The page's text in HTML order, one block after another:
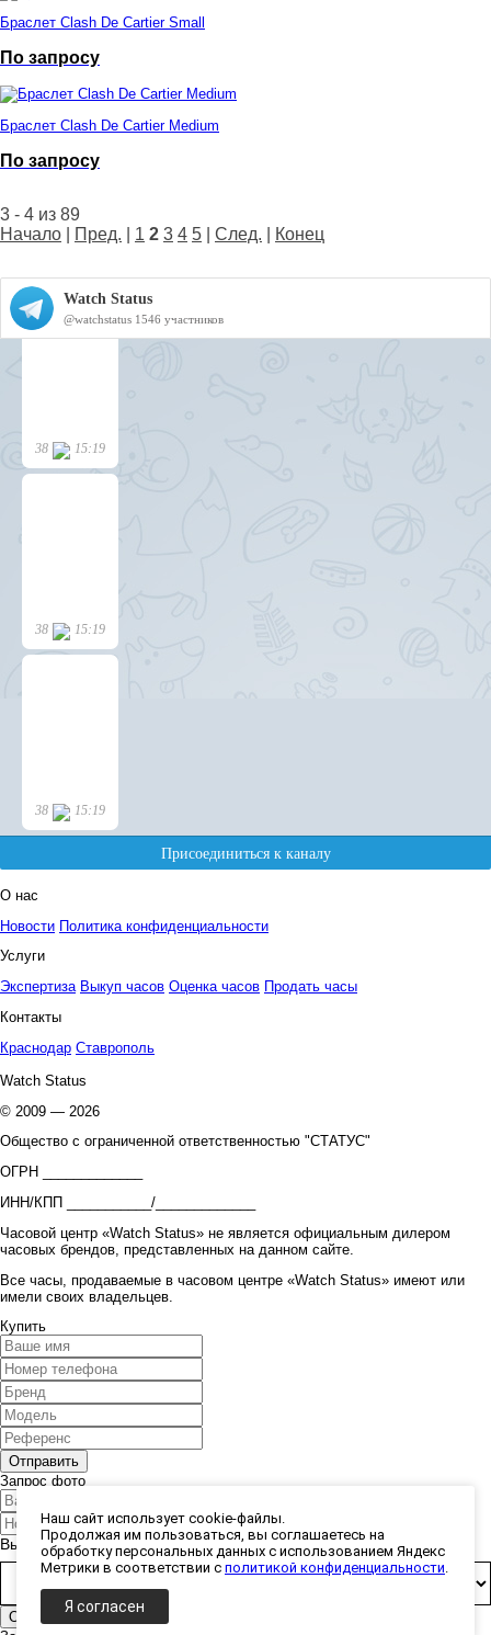
Браслет Clash De Cartier Small
По запросу
Браслет Clash De Cartier Medium
По запросу
3 - 4 из 89
Начало
Пред. 1 2 3 4 5 След. Конец
О нас
Новости Политика конфиденциальности
Услуги
Экспертиза Выкуп часов Оценка часов Продать часы
Контакты
Краснодар Ставрополь
Watch Status
© 2009 — 2026
Общество с ограниченной ответственностью "СТАТУС"
ОГРН _____________
ИНН/КПП ___________/_____________
Часовой центр «Watch Status» не является официальным дилером
часовых брендов, представленных на данном сайте.
Все часы, продаваемые в часовом центре «Watch Status» имеют или
имели своих владельцев.
Купить
Запрос фото
Выберите способ получения фото:
Наш сайт использует cookie-файлы.
Продолжая им пользоваться, вы соглашаетесь на
обработку персональных данных с использованием Яндекс
Метрики в соответствии с политикой конфиденциальности.
Я согласен